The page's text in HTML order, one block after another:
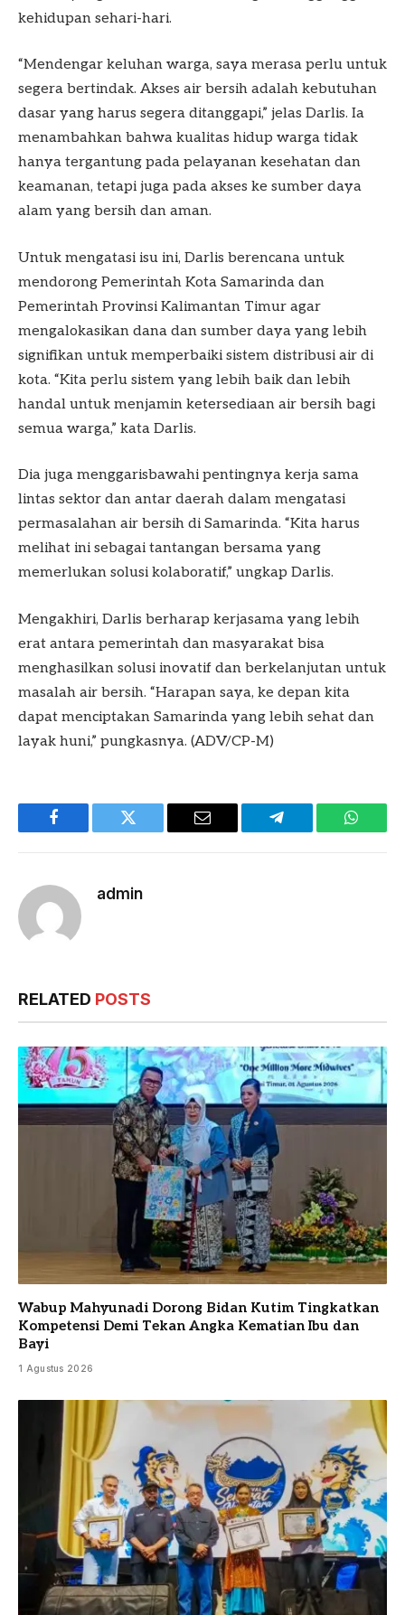
kehidupan sehari-hari.
“Mendengar keluhan warga, saya merasa perlu untuk
segera bertindak. Akses air bersih adalah kebutuhan
dasar yang harus segera ditanggapi,” jelas Darlis. Ia
menambahkan bahwa kualitas hidup warga tidak
hanya tergantung pada pelayanan kesehatan dan
keamanan, tetapi juga pada akses ke sumber daya
alam yang bersih dan aman.
Untuk mengatasi isu ini, Darlis berencana untuk
mendorong Pemerintah Kota Samarinda dan
Pemerintah Provinsi Kalimantan Timur agar
mengalokasikan dana dan sumber daya yang lebih
signifikan untuk memperbaiki sistem distribusi air di
kota. “Kita perlu sistem yang lebih baik dan lebih
handal untuk menjamin ketersediaan air bersih bagi
semua warga,” kata Darlis.
Dia juga menggarisbawahi pentingnya kerja sama
lintas sektor dan antar daerah dalam mengatasi
permasalahan air bersih di Samarinda. “Kita harus
melihat ini sebagai tantangan bersama yang
memerlukan solusi kolaboratif,” ungkap Darlis.
Mengakhiri, Darlis berharap kerjasama yang lebih
erat antara pemerintah dan masyarakat bisa
menghasilkan solusi inovatif dan berkelanjutan untuk
masalah air bersih. “Harapan saya, ke depan kita
dapat menciptakan Samarinda yang lebih sehat dan
layak huni,” pungkasnya. (ADV/CP-M)
Facebook Twitter Email Telegram
admin
RELATED POSTS
Wabup Mahyunadi Dorong Bidan Kutim Tingkatkan
Kompetensi Demi Tekan Angka Kematian Ibu dan
Bayi
1 Agustus 2026